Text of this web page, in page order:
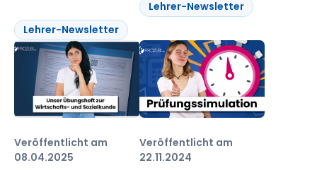
Lehrer-Newsletter
Lehrer-Newsletter
Veröffentlicht am
08.04.2025
Veröffentlicht am
22.11.2024